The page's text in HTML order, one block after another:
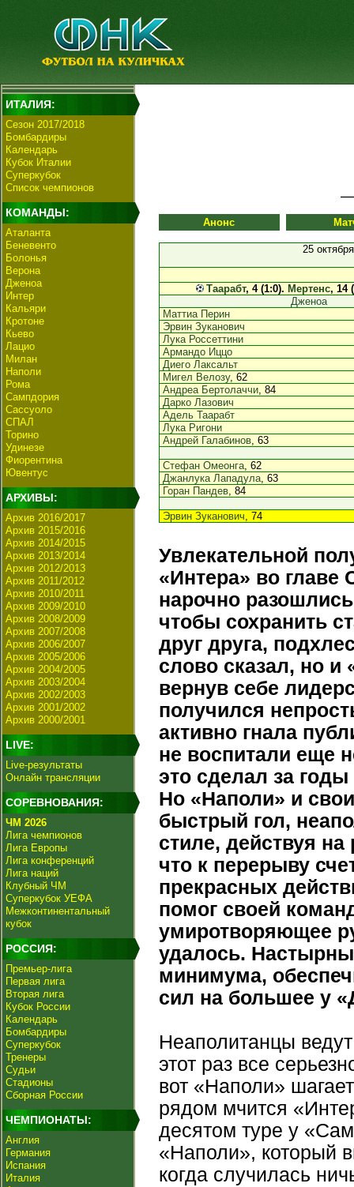
ИТАЛИЯ:
Сезон 2017/2018
Бомбардиры
Календарь
Кубок Италии
Суперкубок
Список чемпионов
КОМАНДЫ:
Аталанта
Беневенто
Болонья
Верона
Дженоа
Интер
Кальяри
Кротоне
Кьево
Лацио
Милан
Наполи
Рома
Сампдория
Сассуоло
СПАЛ
Торино
Удинезе
Фиорентина
Ювентус
АРХИВЫ:
Архив 2016/2017
Архив 2015/2016
Архив 2014/2015
Архив 2013/2014
Архив 2012/2013
Архив 2011/2012
Архив 2010/2011
Архив 2009/2010
Архив 2008/2009
Архив 2007/2008
Архив 2006/2007
Архив 2005/2006
Архив 2004/2005
Архив 2003/2004
Архив 2002/2003
Архив 2001/2002
Архив 2000/2001
LIVE:
Live-результаты
Онлайн трансляции
СОРЕВНОВАНИЯ:
ЧМ 2026
Лига чемпионов
Лига Европы
Лига конференций
Лига наций
Клубный ЧМ
Суперкубок УЕФА
Межконтинентальный
кубок
РОССИЯ:
Премьер-лига
Первая лига
Вторая лига
Кубок России
Календарь
Бомбардиры
Суперкубок
Тренеры
Судьи
Стадионы
Сборная России
ЧЕМПИОНАТЫ:
Англия
Германия
Испания
Италия
Анонс
25
Таарабт, 4 (1:0). Мертенс, 14
Дженоа
Маттиа Перин
Эрвин Зуканович
Лука Россеттини
Армандо Иццо
Диего Лаксальт
Мигел Велозу, 62
Андреа Бертолаччи, 84
Дарко Лазович
Адель Таарабт
Лука Ригони
Андрей Галабинов, 63
Стефан Омеонга, 62
Джанлука Лападула, 63
Горан Пандев, 84
Эрвин Зуканович, 74
Увлекательной
«Интера» во
нарочно
чтобы сохранить
друг друга,
слово сказал, но и
вернув себе
получился
активно гнала
не воспитали еще
это сделал за
Но «Наполи» и
быстрый гол,
стиле, действуя
что к перерыву
прекрасных
помог своей
умиротворяющее
удалось.
минимума,
сил на большее у
Неаполитанцы
этот раз все
вот «Наполи»
рядом мчится
десятом туре у
«Наполи», который
когда случилась